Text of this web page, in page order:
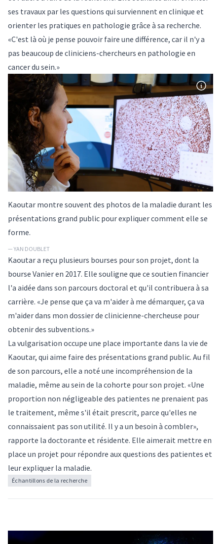
ses travaux par les questions qui surviennent en clinique et
orienter les pratiques en pathologie grâce à sa recherche.
«C'est là où je pense pouvoir faire une différence, car il n'y a
pas beaucoup de cliniciens-chercheurs en pathologie en
cancer du sein.»
Kaoutar montre souvent des photos de la maladie durant les
présentations grand public pour expliquer comment elle se
forme.
— YAN DOUBLET
Kaoutar a reçu plusieurs bourses pour son projet, dont la
bourse Vanier en 2017. Elle souligne que ce soutien financier
l'a aidée dans son parcours doctoral et qu'il contribuera à sa
carrière. «Je pense que ça va m'aider à me démarquer, ça va
m'aider dans mon dossier de clinicienne-chercheuse pour
obtenir des subventions.»
La vulgarisation occupe une place importante dans la vie de
Kaoutar, qui aime faire des présentations grand public. Au fil
de son parcours, elle a noté une incompréhension de la
maladie, même au sein de la cohorte pour son projet. «Une
proportion non négligeable des patientes ne prenaient pas
le traitement, même s'il était prescrit, parce qu'elles ne
connaissaient pas son utilité. Il y a un besoin à combler»,
rapporte la doctorante et résidente. Elle aimerait mettre en
place un projet pour répondre aux questions des patientes et
leur expliquer la maladie.
Échantillons de la recherche